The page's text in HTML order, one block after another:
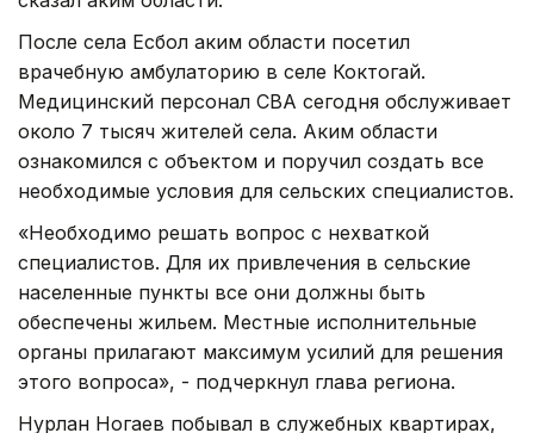
После села Есбол аким области посетил
врачебную амбулаторию в селе Коктогай.
Медицинский персонал СВА сегодня обслуживает
около 7 тысяч жителей села. Аким области
ознакомился с объектом и поручил создать все
необходимые условия для сельских специалистов.
«Необходимо решать вопрос с нехваткой
специалистов. Для их привлечения в сельские
населенные пункты все они должны быть
обеспечены жильем. Местные исполнительные
органы прилагают максимум усилий для решения
этого вопроса», - подчеркнул глава региона.
Нурлан Ногаев побывал в служебных квартирах,